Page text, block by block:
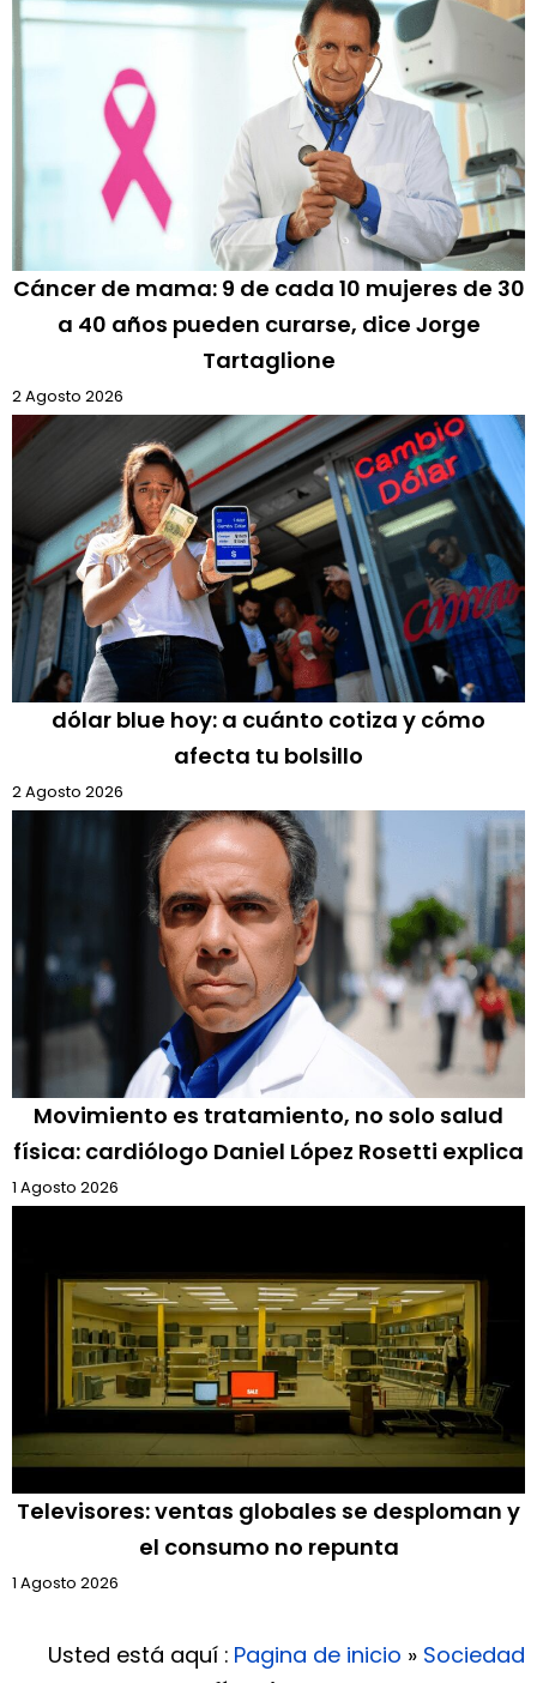
Cáncer de mama: 9 de cada 10 mujeres de 30
a 40 años pueden curarse, dice Jorge
Tartaglione
2 Agosto 2026
dólar blue hoy: a cuánto cotiza y cómo
afecta tu bolsillo
2 Agosto 2026
Movimiento es tratamiento, no solo salud
física: cardiólogo Daniel López Rosetti explica
1 Agosto 2026
Televisores: ventas globales se desploman y
el consumo no repunta
1 Agosto 2026
Usted está aquí : Pagina de inicio » Sociedad